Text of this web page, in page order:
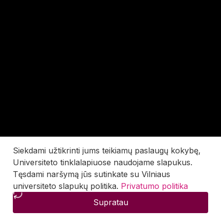
Siekdami užtikrinti jums teikiamų paslaugų kokybę,
Universiteto tinklalapiuose naudojame slapukus.
Tęsdami naršymą jūs sutinkate su Vilniaus
universiteto slapukų politika. Privatumo politika
Supratau